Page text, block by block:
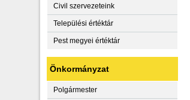
Civil szervezeteink
Települési értéktár
Pest megyei értéktár
Önkormányzat
Polgármester